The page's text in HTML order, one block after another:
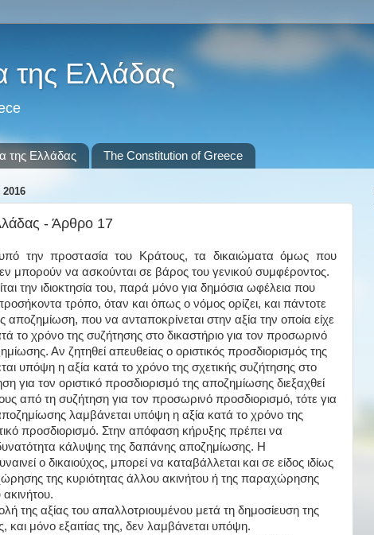
της Ελλάδας
της Ελλάδας The Constitution of Greece
2016
- Άρθρο 17
υπό την προστασία του Κράτους, τα δικαιώματα όμως που
μπορούν να ασκούνται σε βάρος του γενικού συμφέροντος.
την ιδιοκτησία του, παρά μόνο για δημόσια ωφέλεια που
τρόπο, όταν και όπως ο νόμος ορίζει, και πάντοτε
που να ανταποκρίνεται στην αξία την οποία είχε
το χρόνο της συζήτησης στο δικαστήριο για τον προσωρινό
Αν ζητηθεί απευθείας ο οριστικός προσδιορισμός της
υπόψη η αξία κατά το χρόνο της σχετικής συζήτησης στο
για τον οριστικό προσδιορισμό της αποζημίωσης διεξαχθεί
από τη συζήτηση για τον προσωρινό προσδιορισμό, τότε για
λαμβάνεται υπόψη η αξία κατά το χρόνο της
προσδιορισμό. Στην απόφαση κήρυξης πρέπει να
δυνατότητα κάλυψης της δαπάνης αποζημίωσης. Η
ο δικαιούχος, μπορεί να καταβάλλεται και σε είδος ιδίως
της κυριότητας άλλου ακινήτου ή της παραχώρησης
της αξίας του απαλλοτριουμένου μετά τη δημοσίευση της
μόνο εξαιτίας της, δεν λαμβάνεται υπόψη.